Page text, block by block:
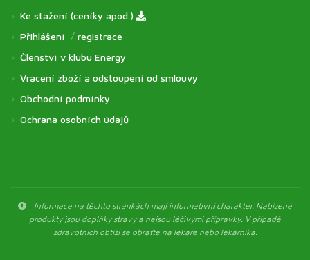
Ke stažení (ceníky apod.)
Přihlášení / registrace
Členství v klubu Energy
Vrácení zboží a odstoupení od smlouvy
Obchodní podmínky
Ochrana osobních údajů
Informace na těchto stránkách mají informativní charakter. Nabízené
produkty jsou doplňky stravy a nejsou léčivými přípravky. V případě
zdravotních obtíží se obraťte na lékaře nebo lékárníka.